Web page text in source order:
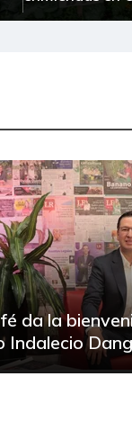
da la
Indalecio